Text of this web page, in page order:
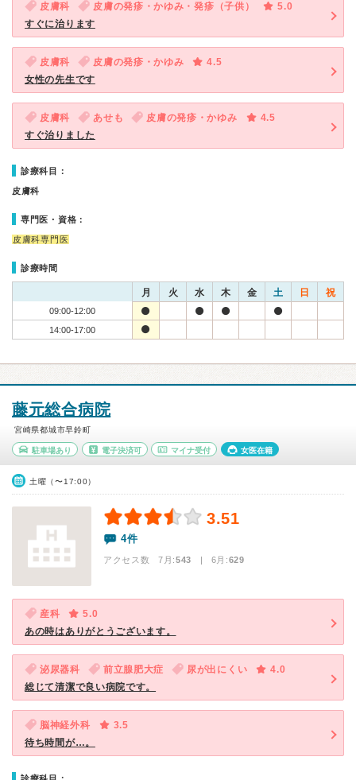
皮膚科 皮膚の発疹・かゆみ・発疹（子供）
5.0
すぐに治ります
皮膚科 皮膚の発疹・かゆみ
4.5
女性の先生です
皮膚科 あせも 皮膚の発疹・かゆみ
4.5
すぐ治りました
診療科目：
皮膚科
専門医・資格：
皮膚科専門医
診療時間
月 火 水 木 金 土 日 祝
09:00-12:00
14:00-17:00
藤元総合病院
宮崎県都城市早鈴町
駐車場あり 電子決済可 マイナ受付 女医在籍
土曜（〜17:00）
3.51
4件
アクセス数 7月:543 | 6月:629
産科
5.0
あの時はありがとうございます。
泌尿器科 前立腺肥大症 尿が出にくい
4.0
総じて清潔で良い病院です。
脳神経外科
3.5
待ち時間が…。